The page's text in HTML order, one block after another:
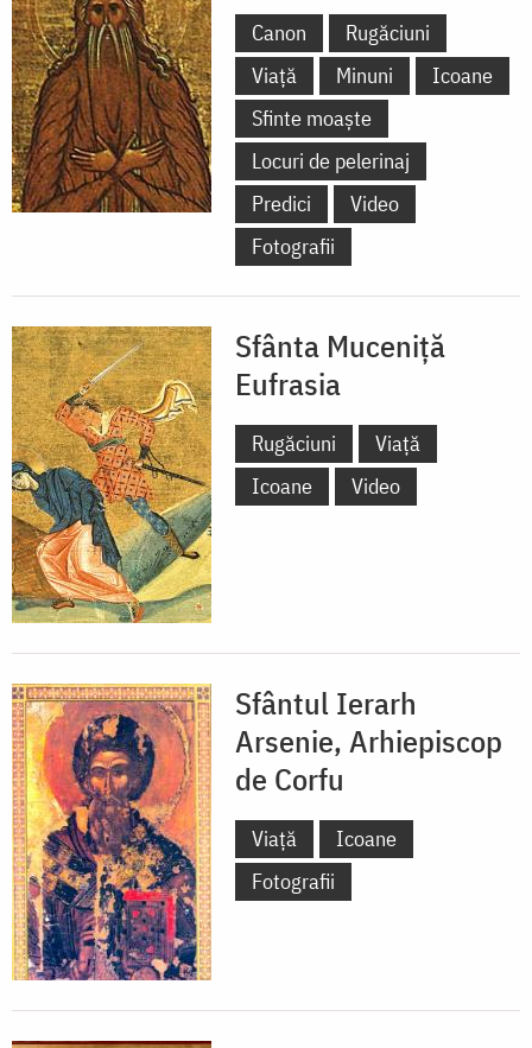
Eufrasia,
Sfântul
Cuvios
Macarie
de
Canon
Rugăciuni
Viață
Minuni
Icoane
Sfinte moaște
Locuri de pelerinaj
Predici
Video
Fotografii
Sfânta Muceniță
Eufrasia
Rugăciuni
Viață
Icoane
Video
Sfântul Ierarh
Arsenie, Arhiepiscop
de Corfu
Viață
Icoane
Fotografii